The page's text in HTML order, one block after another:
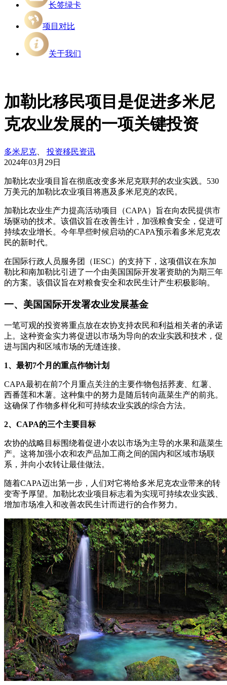
长签绿卡
项目对比
关于我们
加勒比移民项目是促进多米尼
克农业发展的一项关键投资
多米尼克
投资移民资讯
2024年03月29日
加勒比农业项目旨在彻底改变多米尼克联邦的农业实践。530
万美元的加勒比农业项目将惠及多米尼克的农民。
加勒比农业生产力提高活动项目（CAPA）旨在向农民提供市
场驱动的技术。该倡议旨在改善生计，加强粮食安全，促进可
持续农业增长。今年早些时候启动的CAPA预示着多米尼克农
民的新时代。
在国际行政人员服务团（IESC）的支持下，这项倡议在东加
勒比和南加勒比引进了一个由美国国际开发署资助的为期三年
的方案。该倡议旨在对粮食安全和农民生计产生积极影响。
一、美国国际开发署农业发展基金
一笔可观的投资将重点放在农协支持农民和利益相关者的承诺
上。这种资金实力将促进以市场为导向的农业实践和技术，促
进与国内和区域市场的无缝连接。
1、最初7个月的重点作物计划
CAPA最初在前7个月重点关注的主要作物包括荞麦、红薯、
西番莲和木薯。这种集中的努力是随后转向蔬菜生产的前兆。
这确保了作物多样化和可持续农业实践的综合方法。
2、CAPA的三个主要目标
农协的战略目标围绕着促进小农以市场为主导的水果和蔬菜生
产。这将加强小农和农产品加工商之间的国内和区域市场联
系，并向小农转让最佳做法。
随着CAPA迈出第一步，人们对它将给多米尼克农业带来的转
变寄予厚望。加勒比农业项目标志着为实现可持续农业实践、
增加市场准入和改善农民生计而进行的合作努力。